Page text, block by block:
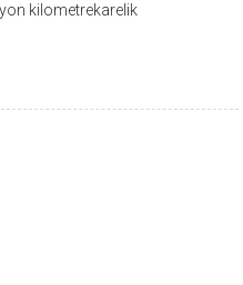
kilometrekarelik